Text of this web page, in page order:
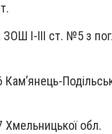
ЗОШ I-III ст. №5 з
обл.